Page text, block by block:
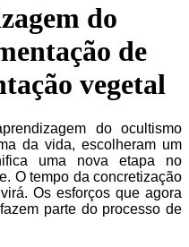
do
de
vegetal
do ocultismo
da vida, escolheram um
uma nova etapa no
O tempo da concretização
Os esforços que agora
parte do processo de